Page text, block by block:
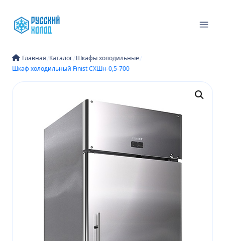
содержимому
Главная/Каталог/Шкафы холодильные/
Шкаф холодильный Finist CХШн-0,5-700